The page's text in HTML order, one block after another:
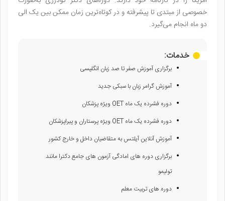
خصوصی از مبتدی تا پیشرفته و در کوتاه‌ترین زمان ممکن بین یک الی
دو ماه انجام می‌گیرد.
خدمات:
برگزاری آموزش صفر تا صد زبان انگلیسی
آموزش گرامر زبان با سبکی جدید
دوره فشرده یک ماه OET ویژه پزشکان
دوره فشرده یک ماه OET ویژه پرستاران و پیراپزشکان
آموزش آنلاین آیلتس به متقاضیان داخل و خارج کشور
برگزاری دوره های امادگی آزمون های جامع دکترا مانند
تولیمو
دوره های تربیت معلم